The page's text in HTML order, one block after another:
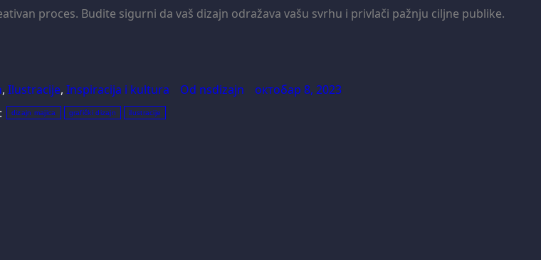
proces. Budite sigurni da vaš dizajn odražava vašu svrhu i privlači pažnju ciljne publike.
, Ilustracije, Inspiracija i kultura Od nsdizajn
октобар 8, 2023
dizajn majica grafički dizajn ilustracije